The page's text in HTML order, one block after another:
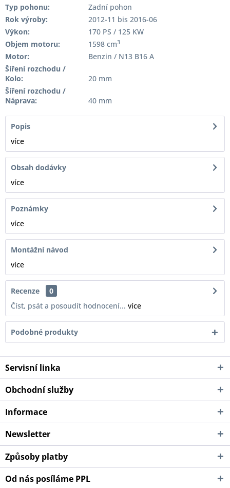
Typ pohonu:
Zadní pohon
Rok výroby:
2012-11 bis 2016-06
Výkon:
170 PS / 125 KW
Objem motoru:
1598 cm3
Motor:
Benzin / N13 B16 A
Šíření rozchodu /
Kolo:
20 mm
Šíření rozchodu /
Náprava:
40 mm
Popis
více
Obsah dodávky
více
Poznámky
více
Montážní návod
více
Recenze
0
Číst, psát a posoudít hodnocení... více
Podobné produkty
Servisní linka
Obchodní služby
Informace
Newsletter
Způsoby platby
Od nás posíláme PPL